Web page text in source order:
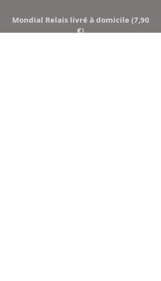
Mondial Relais livré à domicile (7,90
€)